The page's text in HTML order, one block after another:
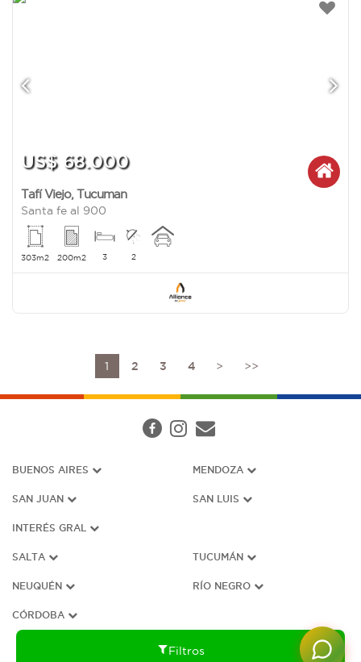
Filtros
US$ 68.000
Tafí Viejo, Tucuman
Santa fe al 900
303m2 200m2 3 2
1 2 3 4 > >>
BUENOS AIRES MENDOZA
SAN JUAN SAN LUIS
INTERÉS GRAL
SALTA TUCUMÁN
NEUQUÉN RÍO NEGRO
CÓRDOBA